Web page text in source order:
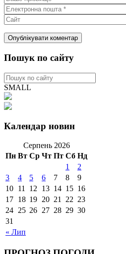
Пошук по сайту
SMALL
Календар новин
Серпень 2026
Пн Вт Ср Чт Пт Сб Нд
« Лип
1
2
3
4 5 6 7 8
9
10 11 12 13 14 15 16
17 18 19 20 21 22 23
24 25 26 27 28 29 30
31